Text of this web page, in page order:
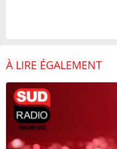
À LIRE ÉGALEMENT